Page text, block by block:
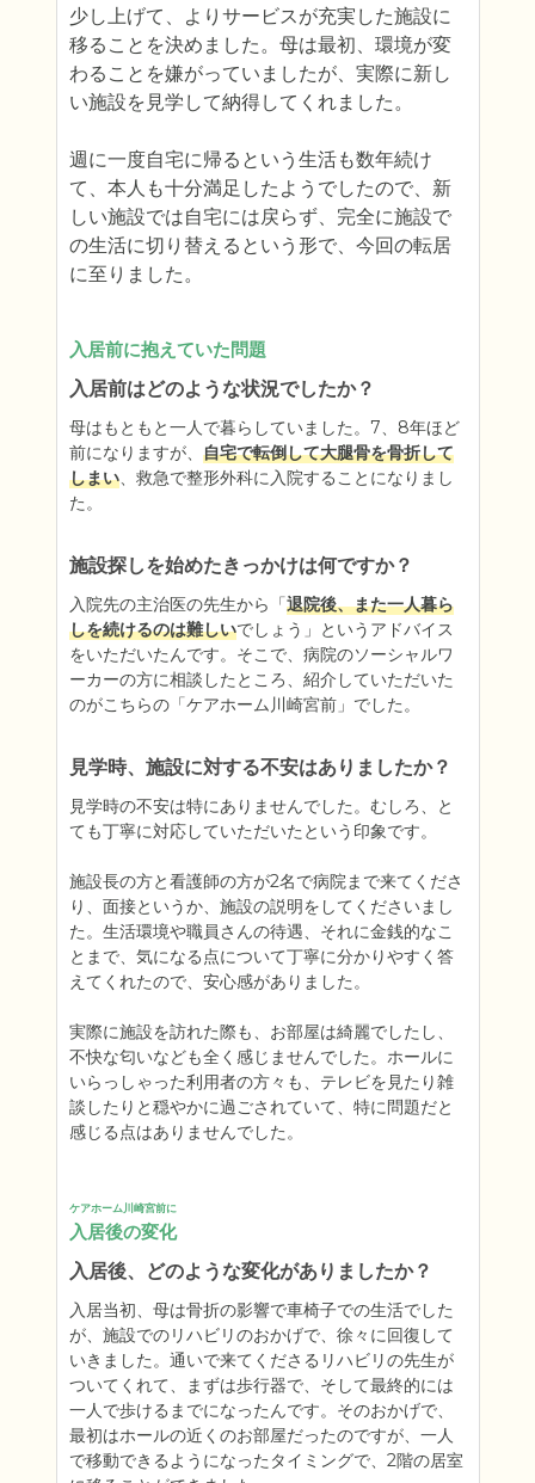
少し上げて、よりサービスが充実した施設に
移ることを決めました。母は最初、環境が変
わることを嫌がっていましたが、実際に新し
い施設を見学して納得してくれました。
週に一度自宅に帰るという生活も数年続け
て、本人も十分満足したようでしたので、新
しい施設では自宅には戻らず、完全に施設で
の生活に切り替えるという形で、今回の転居
に至りました。
入居前に抱えていた問題
入居前はどのような状況でしたか？
母はもともと一人で暮らしていました。7、8年ほど
前になりますが、 自宅で転倒して大腿骨を骨折して
しまい、救急で整形外科に入院することになりまし
た。
施設探しを始めたきっかけは何ですか？
入院先の主治医の先生から「退院後、また一人暮ら
しを続けるのは難しいでしょう」というアドバイス
をいただいたんです。そこで、病院のソーシャルワ
ーカーの方に相談したところ、紹介していただいた
のがこちらの「ケアホーム川崎宮前」でした。
見学時、施設に対する不安はありましたか？
見学時の不安は特にありませんでした。むしろ、と
ても丁寧に対応していただいたという印象です。
施設長の方と看護師の方が2名で病院まで来てくださ
り、面接というか、施設の説明をしてくださいまし
た。生活環境や職員さんの待遇、それに金銭的なこ
とまで、気になる点について丁寧に分かりやすく答
えてくれたので、安心感がありました。
実際に施設を訪れた際も、お部屋は綺麗でしたし、
不快な匂いなども全く感じませんでした。ホールに
いらっしゃった利用者の方々も、テレビを見たり雑
談したりと穏やかに過ごされていて、特に問題だと
感じる点はありませんでした。
ケアホーム川崎宮前に
入居後の変化
入居後、どのような変化がありましたか？
入居当初、母は骨折の影響で車椅子での生活でした
が、施設でのリハビリのおかげで、徐々に回復して
いきました。通いで来てくださるリハビリの先生が
ついてくれて、まずは歩行器で、そして最終的には
一人で歩けるまでになったんです。そのおかげで、
最初はホールの近くのお部屋だったのですが、一人
で移動できるようになったタイミングで、2階の居室